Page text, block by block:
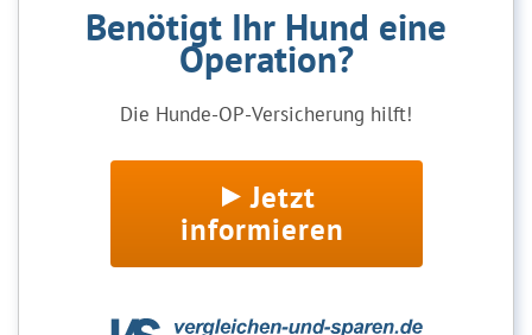
Benötigt Ihr Hund eine
Operation?
Die Hunde-OP-Versicherung hilft!
Jetzt
informieren